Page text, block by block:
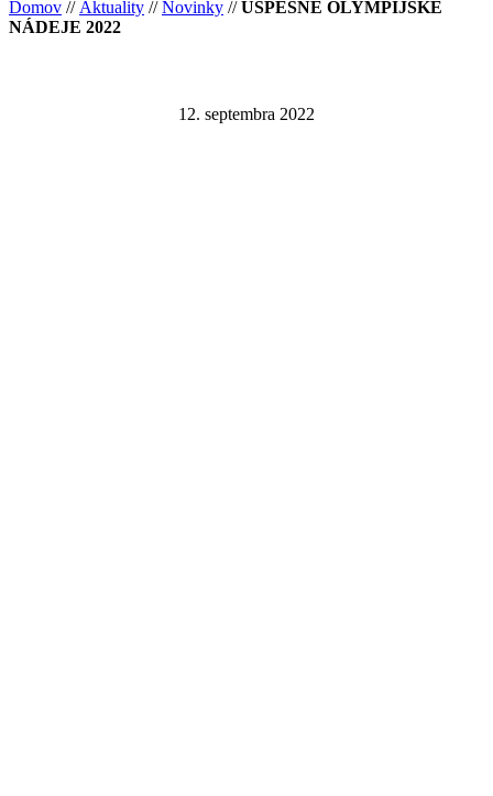
Domov // Aktuality //Novinky //ÚSPEŠNÉ OLYMPIJSKÉ
NÁDEJE 2022
12. septembra 2022